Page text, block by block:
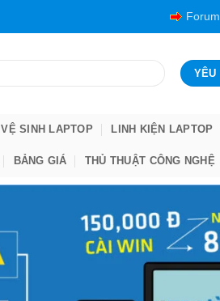
Forum
VỆ SINH LAPTOP LINH KIỆN LAPTOP
BẢNG GIÁ THỦ THUẬT CÔNG NGHỆ